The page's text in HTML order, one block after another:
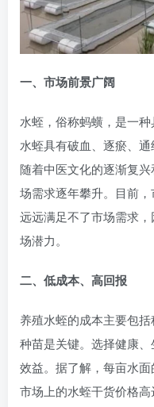
一、市场前景广阔
水蛭，俗称蚂蟥，是一
水蛭具有破血、逐瘀、通
随着中医文化的逐渐复
场需求逐年攀升。目前
远远满足不了市场需求
场潜力。
二、低成本、高回报
养殖水蛭的成本主要包
种苗是关键。选择健康
效益。据了解，每亩水
市场上的水蛭干货价格